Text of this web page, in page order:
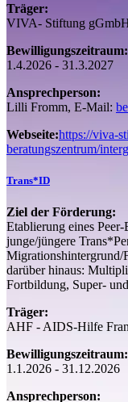
Träger:
VIVA- Stiftung
Bewilligungszeitraum:
1.4.2026 - 31.3.2027
Ansprechperson:
Lilli Fromm, E-Mail:
Webseite:https://viva-
beratungszentrum/
Trans*ID
Ziel der Förderung:
Etablierung eines
junge/jüngere
Migrationshintergrund/
darüber hinaus:
Fortbildung, Super-
Träger:
AHF - AIDS-Hilfe
Bewilligungszeitraum:
1.1.2026 - 31.12.2026
Ansprechperson: